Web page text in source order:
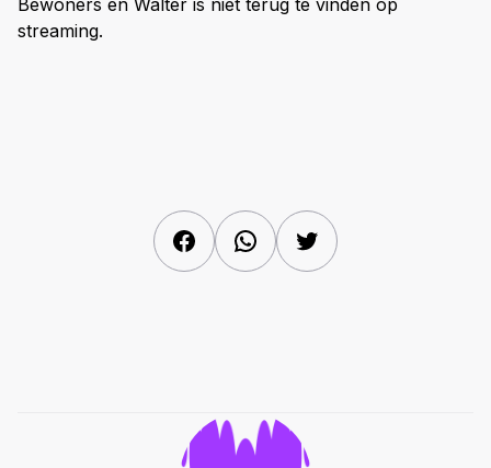
Bewoners en Walter is niet terug te vinden op
streaming.
FacebookWhatsAppTwitter